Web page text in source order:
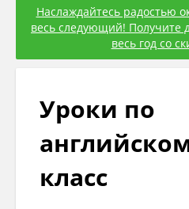
Наслаждайтесь радостью
весь следующий! Получите
весь год со
Уроки по
класс